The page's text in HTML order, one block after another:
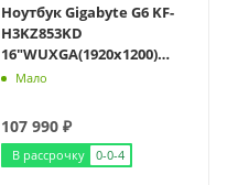
Ноутбук Gigabyte G6 KF-
H3KZ853KD
16"WUXGA(1920x1200)
IPS/Core i7-13620H
Мало
107 990₽
В рассрочку 0-0-4